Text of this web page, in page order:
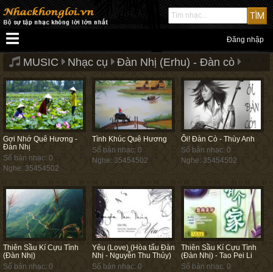
Đăng nhập
MUSIC Nhạc cụ Đàn Nhị (Erhu) - Đàn cò
Gợi Nhớ Quê Hương -
Đàn Nhị
Số bản nhạc: 0
Nghe: 35454502
Tình Khúc Quê Hương
Số bản nhạc: 0
Nghe: 35454502
Ôi! Đàn Cò - Thùy Anh
Số bản nhạc: 0
Nghe: 35454502
Thiên Sầu Kí Cựu Tình
(Đàn Nhị)
Số bản nhạc: 0
Yêu (Love) (Hòa tấu Đàn
Nhị - Nguyễn Thu Thủy)
Số bản nhạc: 0
Thiên Sầu Kí Cựu Tình
(Đàn Nhị) - Tao Pei Li
Số bản nhạc: 0